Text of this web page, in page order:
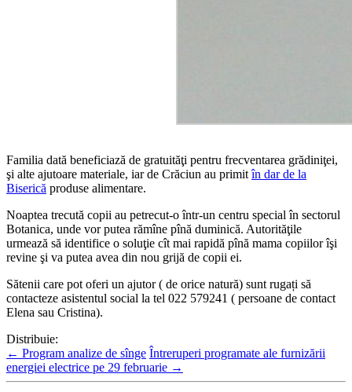
Familia dată beneficiază de gratuităţi pentru frecventarea grădiniţei,
şi alte ajutoare materiale, iar de Crăciun au primitîn dar de la
Biserică produse alimentare.
Noaptea trecută copii au petrecut-o într-un centru special în sectorul
Botanica, unde vor putea rămîne pînă duminică. Autorităţile
urmează să identifice o soluţie cît mai rapidă pînă mama copiilor îşi
revine şi va putea avea din nou grijă de copii ei.
Sătenii care pot oferi un ajutor ( de orice natură) sunt rugați să
contacteze asistentul social la tel 022 579241 ( persoane de contact
Elena sau Cristina).
Distribuie:
← Program analize de sînge Întreruperi programate ale furnizării
energiei electrice pe 29 februarie →